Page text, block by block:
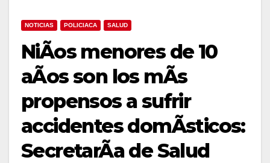
NOTICIAS POLICIACA SALUD
NiÃos menores de 10
aÃos son los mÃs
propensos a sufrir
accidentes domÃsticos:
SecretarÃa de Salud